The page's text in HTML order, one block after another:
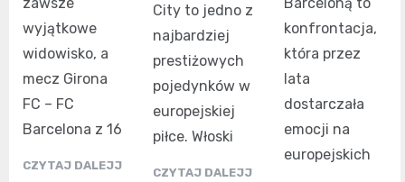
wyjątkowe
widowisko, a
mecz Girona
FC – FC
Barcelona z 16
CZYTAJ DALEJJ
City to jedno z
najbardziej
prestiżowych
pojedynków w
europejskiej
piłce. Włoski
CZYTAJ DALEJJ
konfrontacja,
która przez
lata
dostarczała
emocji na
europejskich